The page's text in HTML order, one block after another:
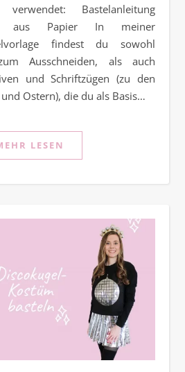
verwendet: Bastelanleitung
aus Papier In meiner
findest du sowohl
Ausschneiden, als auch
und Schriftzügen (zu den
Ostern), die du als Basis…
LESEN